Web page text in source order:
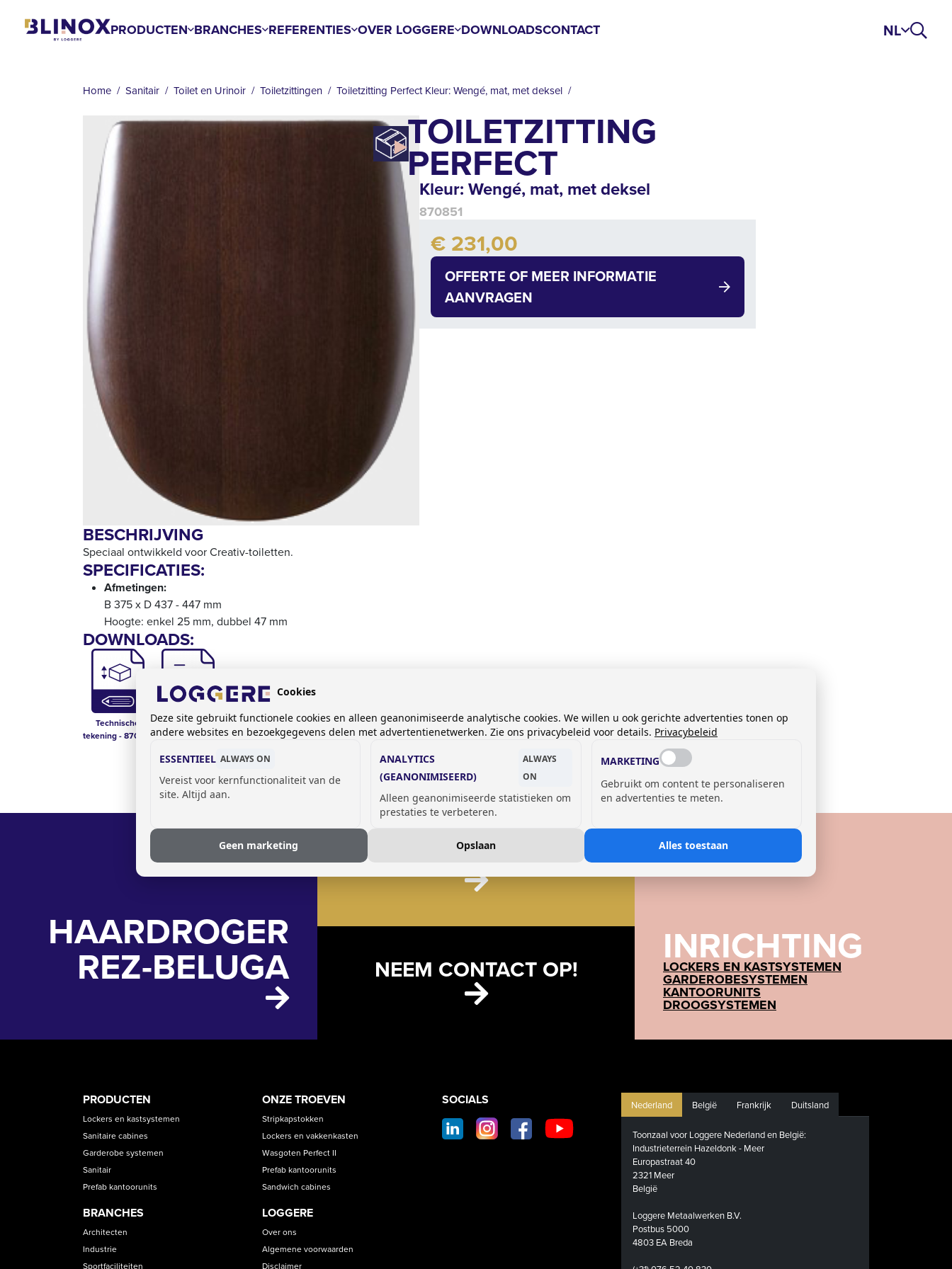
PRODUCTEN BRANCHES REFERENTIES OVER LOGGERE DOWNLOADSCONTACT NL
Home Sanitair Toilet en Urinoir Toiletzittingen Toiletzitting Perfect Kleur: Wengé, mat, met deksel
BESCHRIJVING
Speciaal ontwikkeld voor Creativ-toiletten.
SPECIFICATIES:
Afmetingen:
B 375 x D 437 - 447 mm
Hoogte: enkel 25 mm, dubbel 47 mm
DOWNLOADS:
Technische
tekening - 870851
Prijslijst sanitair
TOILETZITTING
PERFECT
Kleur: Wengé, mat, met deksel
870851
Quantity
€ 231,00
OFFERTE OF MEER INFORMATIE
AANVRAGEN
HAARDROGER
REZ-BELUGA
GSM OPLAADLOCKERS
NEEM CONTACT OP! INRICHTING
LOCKERS EN KASTSYSTEMEN
GARDEROBESYSTEMEN
KANTOORUNITS
DROOGSYSTEMEN
PRODUCT
CATEGORIES
PRODUCTEN
Lockers en kastsystemen
Sanitaire cabines
Garderobe systemen
Sanitair
Prefab kantoorunits
BRANCHES
Architecten
Industrie
Sportfaciliteiten
ASSETS
ONZE TROEVEN
Stripkapstokken
Lockers en vakkenkasten
Wasgoten Perfect II
Prefab kantoorunits
Sandwich cabines
LOGGERE
Over ons
Algemene voorwaarden
Disclaimer
CONTACT
SOCIAL
FOOTER
SOCIALS Nederland België Frankrijk Duitsland
Toonzaal voor Loggere Nederland en België:
Industrieterrein Hazeldonk - Meer
Europastraat 40
2321 Meer
België
Loggere Metaalwerken B.V.
Postbus 5000
4803 EA Breda
Cookies
Deze site gebruikt functionele cookies en alleen geanonimiseerde analytische cookies. We willen u ook gerichte advertenties tonen op
andere websites en bezoekgegevens delen met advertentienetwerken. Zie ons privacybeleid voor details. Privacybeleid
ESSENTIEEL ALWAYS ON
Vereist voor kernfunctionaliteit van de
site. Altijd aan.
ANALYTICS
(GEANONIMISEERD)
ALWAYS
ON
Alleen geanonimiseerde statistieken om
prestaties te verbeteren.
MARKETING
Gebruikt om content te personaliseren
en advertenties te meten.
Geen marketing Opslaan Alles toestaan